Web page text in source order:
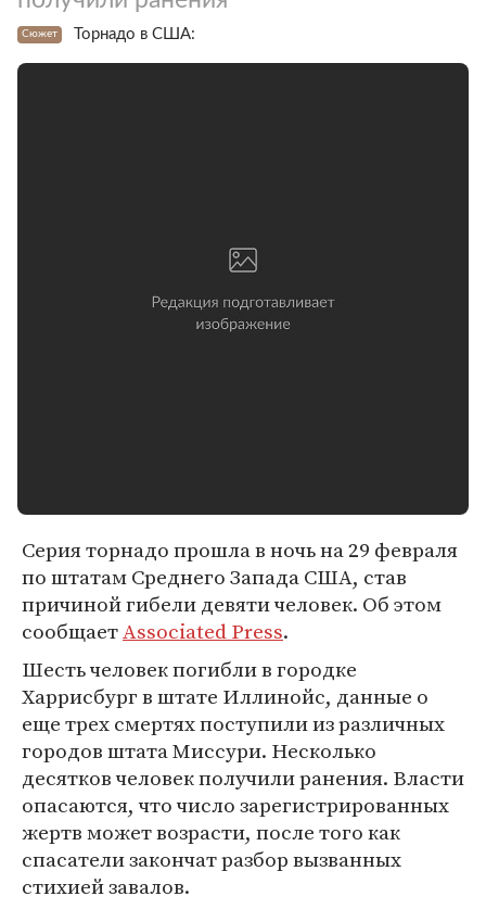
Сюжет Торнадо в США:
Серия торнадо прошла в ночь на 29 февраля
по штатам Среднего Запада США, став
причиной гибели девяти человек. Об этом
сообщаетAssociated Press.
Шесть человек погибли в городке
Харрисбург в штате Иллинойс, данные о
еще трех смертях поступили из различных
городов штата Миссури. Несколько
десятков человек получили ранения. Власти
опасаются, что число зарегистрированных
жертв может возрасти, после того как
спасатели закончат разбор вызванных
стихией завалов.